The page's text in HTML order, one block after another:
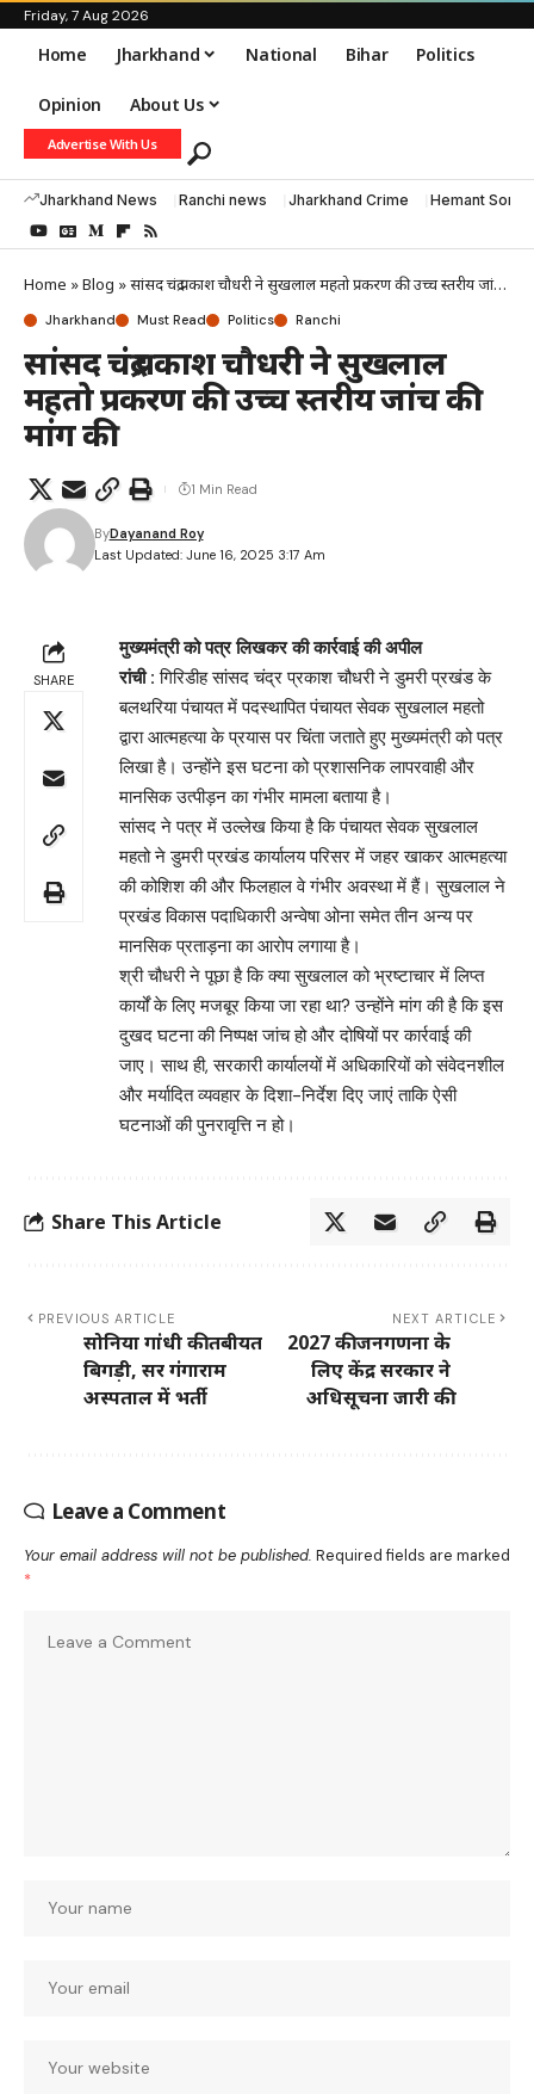
Friday, 7 Aug 2026
Home Jharkhand National Bihar Politics
Opinion About Us
Advertise With Us
Jharkhand News Ranchi news Jharkhand Crime Hemant Soren
Home »Blog »सांसद चंद्र प्रकाश चौधरी ने सुखलाल महतो प्रकरण की उच्च स्तरीय जांच की मांग की
Jharkhand Must Read Politics Ranchi
सांसद चंद्र प्रकाश चौधरी ने सुखलाल
महतो प्रकरण की उच्च स्तरीय जांच की
मांग की
Last Updated: June 16, 2025 3:17 Am
ByDayanand Roy
1 Min Read
SHARE
मुख्यमंत्री को पत्र लिखकर की कार्रवाई की अपील
रांची : गिरिडीह सांसद चंद्र प्रकाश चौधरी ने डुमरी प्रखंड के
बलथरिया पंचायत में पदस्थापित पंचायत सेवक सुखलाल महतो
द्वारा आत्महत्या के प्रयास पर चिंता जताते हुए मुख्यमंत्री को पत्र
लिखा है। उन्होंने इस घटना को प्रशासनिक लापरवाही और
मानसिक उत्पीड़न का गंभीर मामला बताया है।
सांसद ने पत्र में उल्लेख किया है कि पंचायत सेवक सुखलाल
महतो ने डुमरी प्रखंड कार्यालय परिसर में जहर खाकर आत्महत्या
की कोशिश की और फिलहाल वे गंभीर अवस्था में हैं। सुखलाल ने
प्रखंड विकास पदाधिकारी अन्वेषा ओना समेत तीन अन्य पर
मानसिक प्रताड़ना का आरोप लगाया है।
श्री चौधरी ने पूछा है कि क्या सुखलाल को भ्रष्टाचार में लिप्त
कार्यों के लिए मजबूर किया जा रहा था? उन्होंने मांग की है कि इस
दुखद घटना की निष्पक्ष जांच हो और दोषियों पर कार्रवाई की
जाए। साथ ही, सरकारी कार्यालयों में अधिकारियों को संवेदनशील
और मर्यादित व्यवहार के दिशा-निर्देश दिए जाएं ताकि ऐसी
घटनाओं की पुनरावृत्ति न हो।
Share This Article
PREVIOUS ARTICLE
सोनिया गांधी की तबीयत
बिगड़ी, सर गंगाराम
अस्पताल में भर्ती
NEXT ARTICLE
2027 की जनगणना के
लिए केंद्र सरकार ने
अधिसूचना जारी की
Leave a Comment
Your email address will not be published. Required fields are marked
*